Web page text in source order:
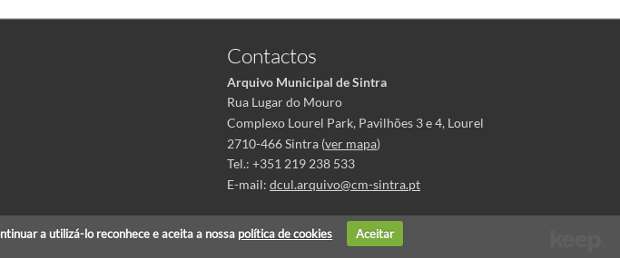
Contactos
Arquivo Municipal de Sintra
Rua Lugar do Mouro
Complexo Lourel Park, Pavilhões 3 e 4, Lourel
2710-466 Sintra (ver mapa)
Tel.: +351 219 238 533
E-mail: dcul.arquivo@cm-sintra.pt
a utilizá-lo reconhece e aceita a nossa política de cookies Aceitar